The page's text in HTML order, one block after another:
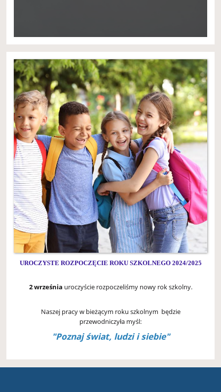
UROCZYSTE ROZPOCZĘCIE ROKU SZKOLNEGO 2024/2025
2 września uroczyście rozpoczeliśmy nowy rok szkolny.
Naszej pracy w bieżącym roku szkolnym będzie
przewodniczyła myśl:
"Poznaj świat, ludzi i siebie"